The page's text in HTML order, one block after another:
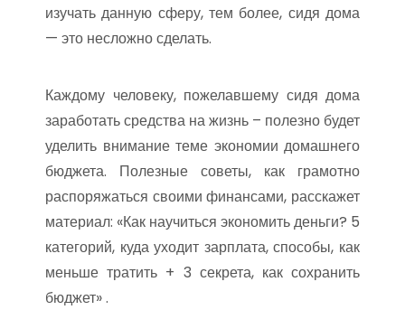
изучать данную сферу, тем более, сидя дома
— это несложно сделать.
Каждому человеку, пожелавшему сидя дома
заработать средства на жизнь – полезно будет
уделить внимание теме экономии домашнего
бюджета. Полезные советы, как грамотно
распоряжаться своими финансами, расскажет
материал: «Как научиться экономить деньги? 5
категорий, куда уходит зарплата, способы, как
меньше тратить + 3 секрета, как сохранить
бюджет» .